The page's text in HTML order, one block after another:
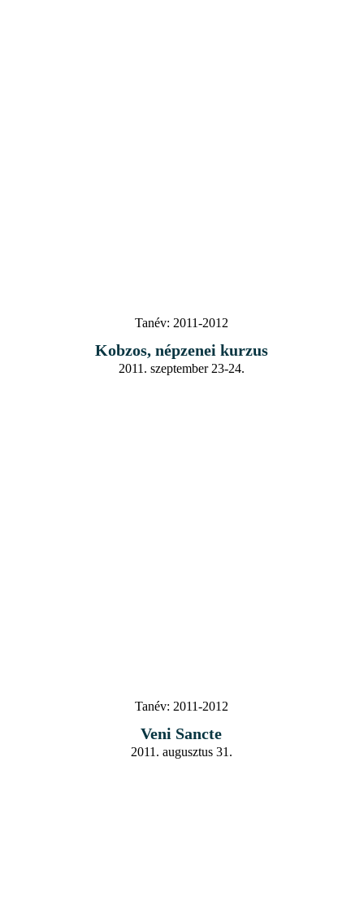
Tanév: 2011-2012
Kobzos, népzenei kurzus
2011. szeptember 23-24.
Tanév: 2011-2012
Veni Sancte
2011. augusztus 31.